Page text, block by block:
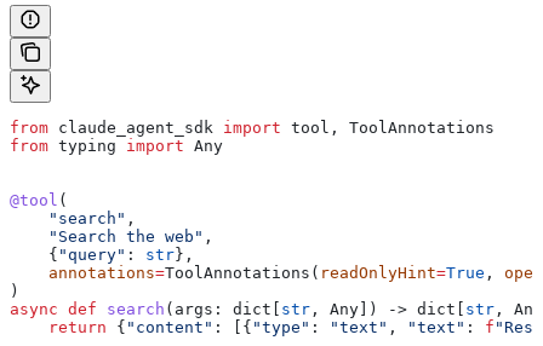
from claude_agent_sdk import tool, ToolAnnotations
from typing import Any
@tool (
    "search"
,
    "Search the web"
,
    {
"query" : str },
    annotations
=ToolAnnotations( readOnlyHint=True ,
)
async def search ( args : dict[ str , Any]) -> dict[ str ,
    return
{ "content" : [{ "type" : "text" , "text" : f